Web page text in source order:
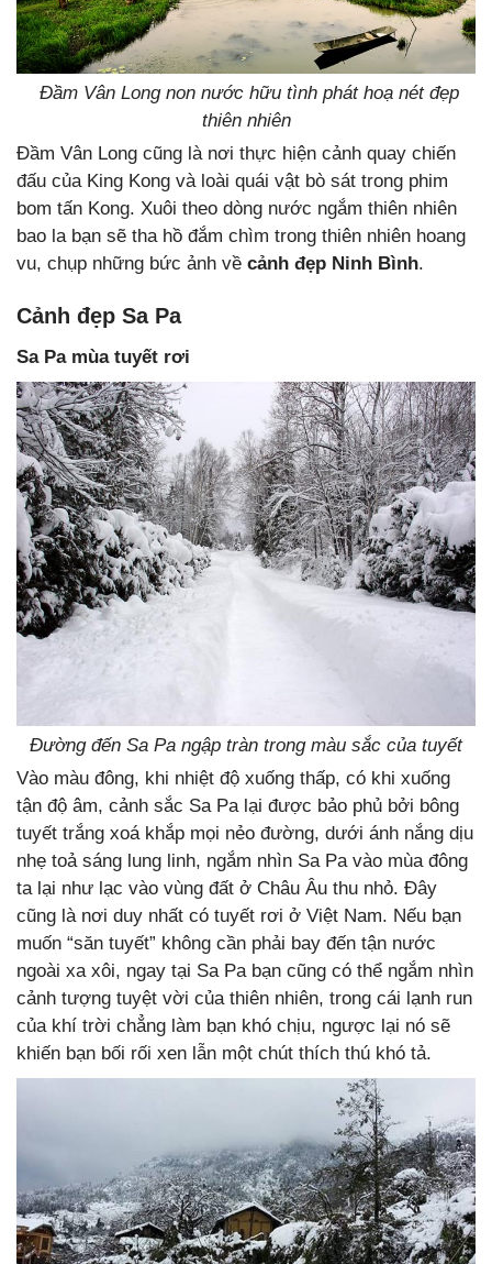
Đầm Vân Long non nước hữu tình phát hoạ nét đẹp
thiên nhiên
Đầm Vân Long cũng là nơi thực hiện cảnh quay chiến
đấu của King Kong và loài quái vật bò sát trong phim
bom tấn Kong. Xuôi theo dòng nước ngắm thiên nhiên
bao la bạn sẽ tha hồ đắm chìm trong thiên nhiên hoang
vu, chụp những bức ảnh về cảnh đẹp Ninh Bình.
Cảnh đẹp Sa Pa
Sa Pa mùa tuyết rơi
Đường đến Sa Pa ngập tràn trong màu sắc của tuyết
Vào màu đông, khi nhiệt độ xuống thấp, có khi xuống
tận độ âm, cảnh sắc Sa Pa lại được bảo phủ bởi bông
tuyết trắng xoá khắp mọi nẻo đường, dưới ánh nắng dịu
nhẹ toả sáng lung linh, ngắm nhìn Sa Pa vào mùa đông
ta lại như lạc vào vùng đất ở Châu Âu thu nhỏ. Đây
cũng là nơi duy nhất có tuyết rơi ở Việt Nam. Nếu bạn
muốn “săn tuyết” không cần phải bay đến tận nước
ngoài xa xôi, ngay tại Sa Pa bạn cũng có thể ngắm nhìn
cảnh tượng tuyệt vời của thiên nhiên, trong cái lạnh run
của khí trời chẳng làm bạn khó chịu, ngược lại nó sẽ
khiến bạn bối rối xen lẫn một chút thích thú khó tả.